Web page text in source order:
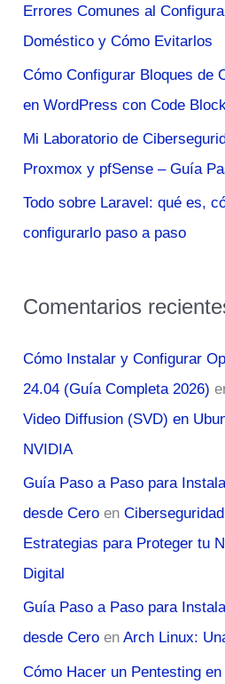
p
o
r
:
Errores Comunes al
Doméstico y Cómo Evitarlos
Cómo Configurar Bloques de
en WordPress con Code
Mi Laboratorio de
Proxmox y pfSense – Guía
Todo sobre Laravel: qué es,
configurarlo paso a paso
Comentarios
Cómo Instalar y Configurar
24.04 (Guía Completa 2026)
Video Diffusion (SVD) en
NVIDIA
Guía Paso a Paso para
desde Cero en
Estrategias para Proteger tu
Digital
Guía Paso a Paso para
desde Cero enArch Linux:
Cómo Hacer un Pentesting